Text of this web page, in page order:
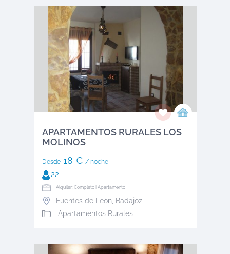
APARTAMENTOS RURALES LOS
MOLINOS
Desde18 € / noche
22
Alquiler: Completo | Apartamento
Fuentes de León Badajoz
Apartamentos Rurales